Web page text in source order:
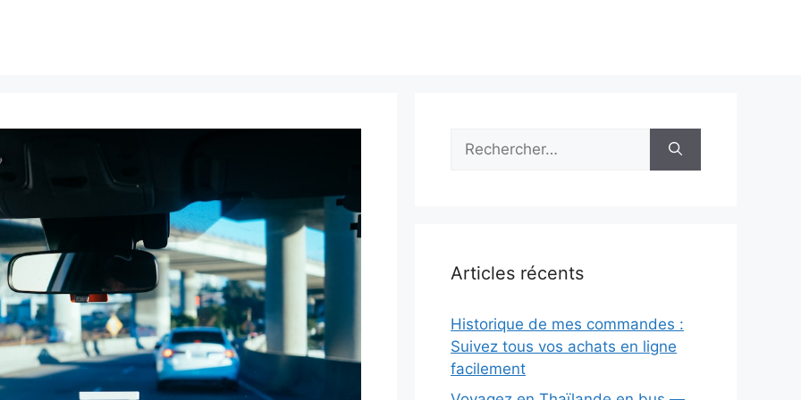
Rechercher :
Articles récents
Historique de mes commandes :
Suivez tous vos achats en ligne
facilement